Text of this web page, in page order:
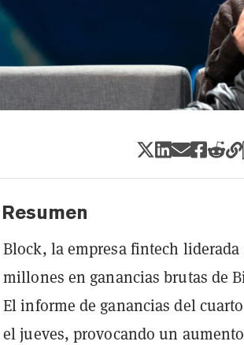
Block, la empresa fintech
millones en ganancias brutas de
El informe de ganancias del
el jueves, provocando un